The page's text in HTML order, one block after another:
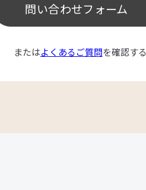
問い合わせフォーム
またはよくあるご質問を確認する